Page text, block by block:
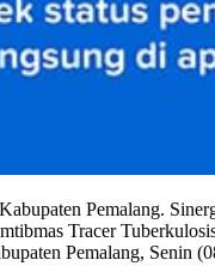
Pemalang.
Tracer
Pemalang, Senin